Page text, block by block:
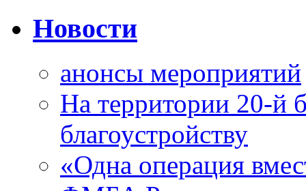
Новости
анонсы мероприятий
На территории 20-й
благоустройству
«Одна операция